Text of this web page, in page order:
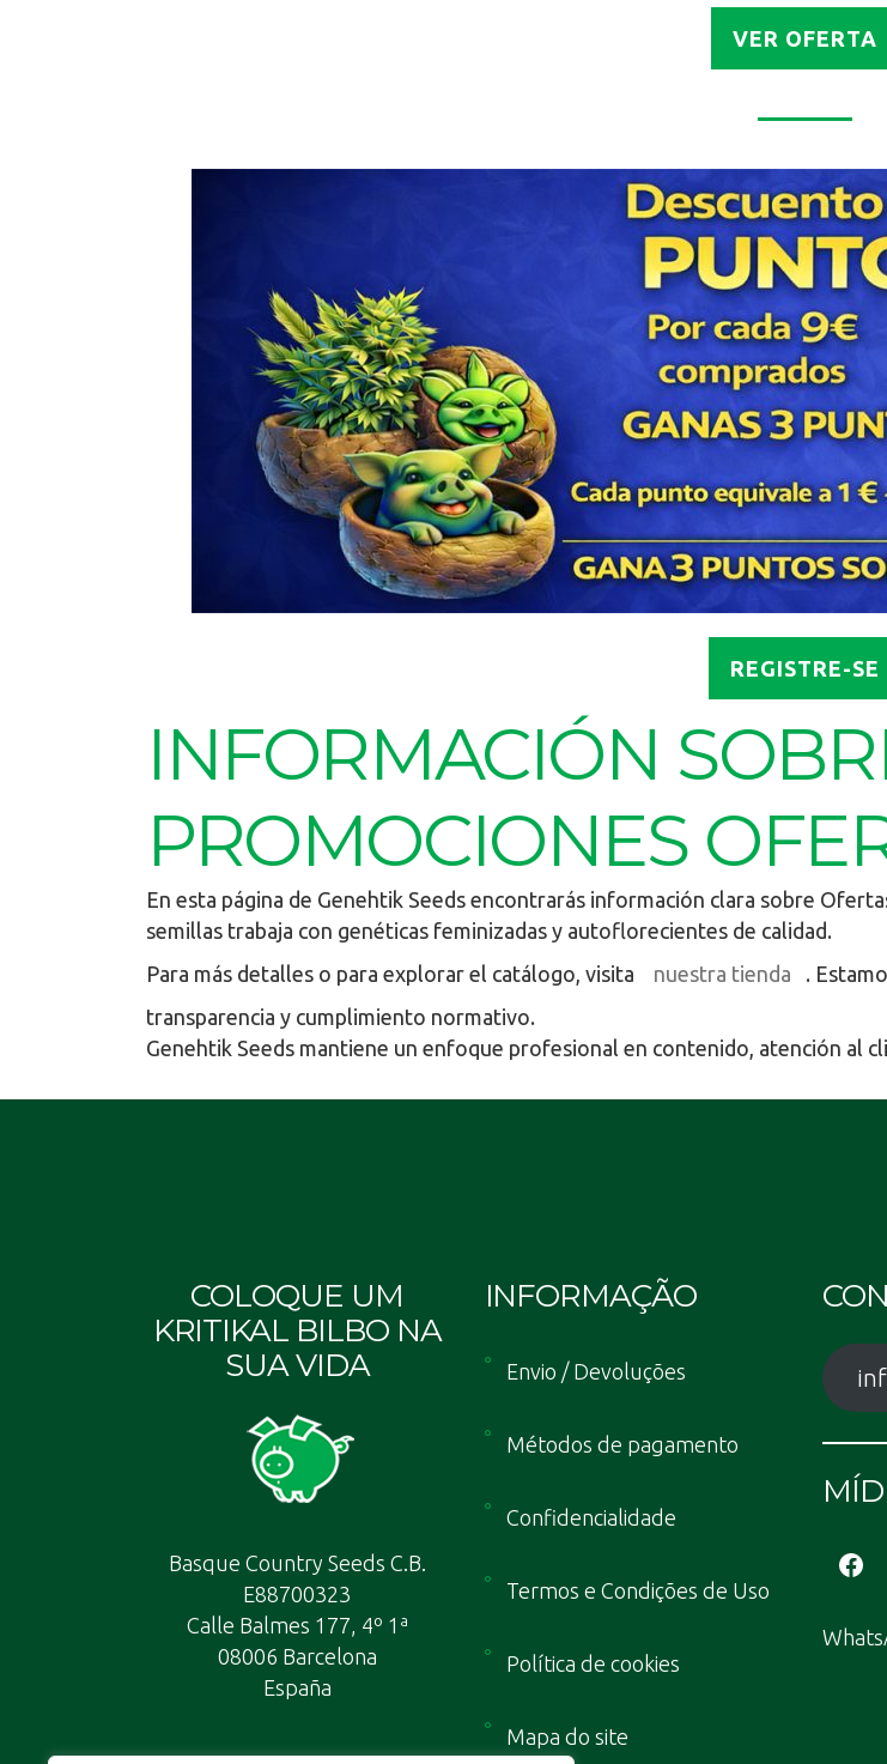
VER OFERTA
REGISTRE-SE
INFORMACIÓN
PROMOCIONES
En esta página de Genehtik Seeds encontrarás información clara sobre
semillas trabaja con genéticas feminizadas y autoflorecientes de calidad.
Para más detalles o para explorar el catálogo, visita
nuestra tienda
.
transparencia y cumplimiento normativo.
Genehtik Seeds mantiene un enfoque profesional en contenido, atención al
COLOQUE UM
KRITIKAL BILBO NA
SUA VIDA
Basque Country Seeds C.B.
E88700323
Calle Balmes 177, 4º 1ª
08006 Barcelona
España
INFORMAÇÃO
Envio / Devoluções
Métodos de pagamento
Confidencialidade
Termos e Condições de Uso
Política de cookies
Mapa do site